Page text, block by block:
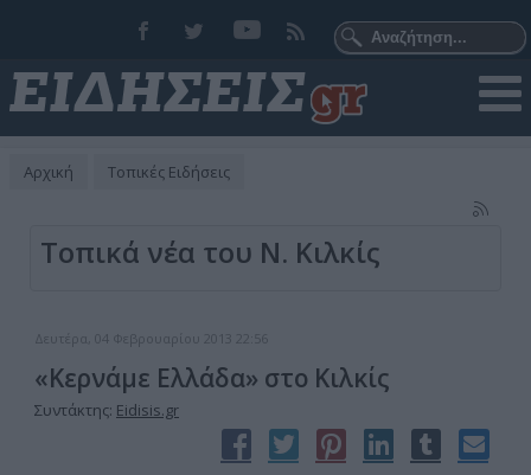
Αρχική Τοπικές Ειδήσεις
Τοπικά νέα του Ν. Κιλκίς
Δευτέρα, 04 Φεβρουαρίου 2013 22:56
«Κερνάμε Ελλάδα» στο Κιλκίς
Συντάκτης: Eidisis.gr